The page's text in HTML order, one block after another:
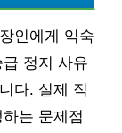
인에게 익숙
정지 사유
다. 실제 직
는 문제점